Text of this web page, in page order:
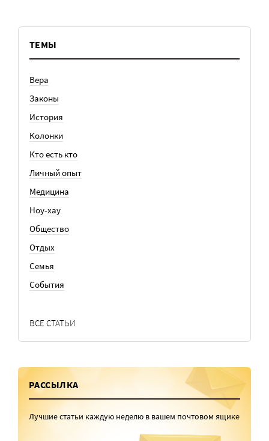
ТЕМЫ
Вера
Законы
История
Колонки
Кто есть кто
Личный опыт
Медицина
Ноу-хау
Общество
Отдых
Семья
События
ВСЕ СТАТЬИ
РАССЫЛКА
Лучшие статьи каждую неделю в вашем почтовом ящике